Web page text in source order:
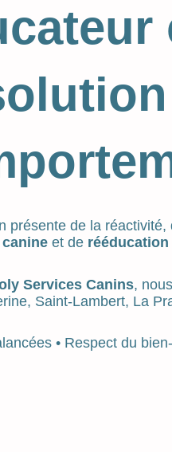
présente de la réactivité,
et de
Services Canins,
Saint-Lambert, La
• Respect du